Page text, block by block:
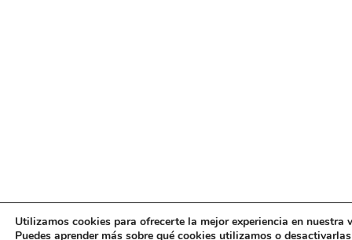
Utilizamos cookies para ofrecerte la mejor experiencia en nuestra
Puedes aprender más sobre qué cookies utilizamos o